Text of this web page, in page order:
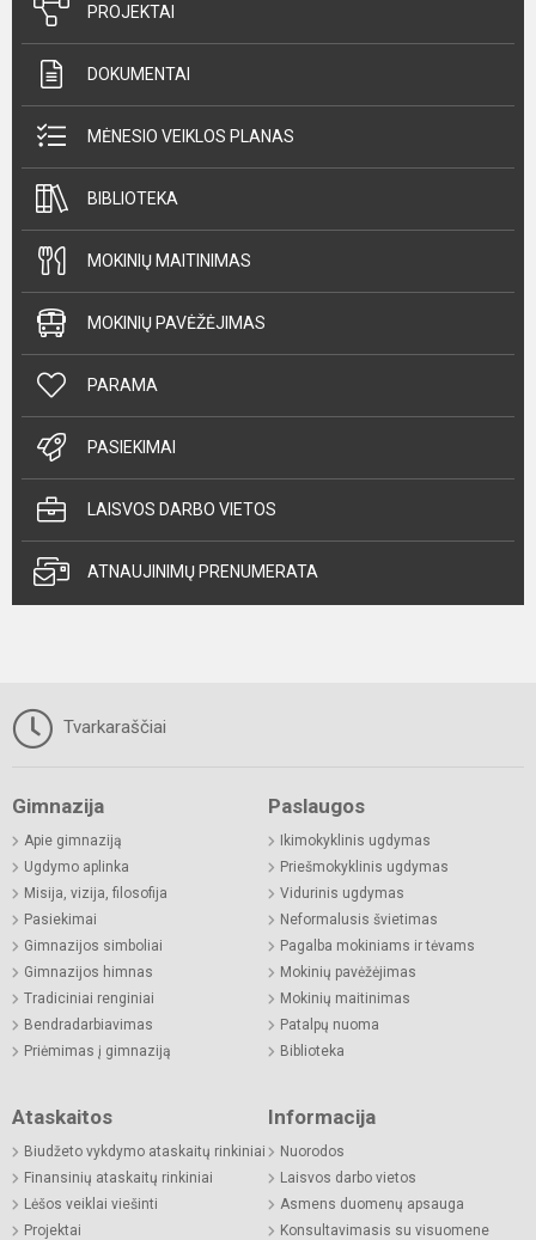
PROJEKTAI
DOKUMENTAI
MĖNESIO VEIKLOS PLANAS
BIBLIOTEKA
MOKINIŲ MAITINIMAS
MOKINIŲ PAVĖŽĖJIMAS
PARAMA
PASIEKIMAI
LAISVOS DARBO VIETOS
ATNAUJINIMŲ PRENUMERATA
Tvarkaraščiai
Gimnazija
Apie gimnaziją
Ugdymo aplinka
Misija, vizija, filosofija
Pasiekimai
Gimnazijos simboliai
Gimnazijos himnas
Tradiciniai renginiai
Bendradarbiavimas
Priėmimas į gimnaziją
Paslaugos
Ikimokyklinis ugdymas
Priešmokyklinis ugdymas
Vidurinis ugdymas
Neformalusis švietimas
Pagalba mokiniams ir tėvams
Mokinių pavėžėjimas
Mokinių maitinimas
Patalpų nuoma
Biblioteka
Ataskaitos
Biudžeto vykdymo ataskaitų rinkiniai
Finansinių ataskaitų rinkiniai
Lėšos veiklai viešinti
Projektai
Informacija
Nuorodos
Laisvos darbo vietos
Asmens duomenų apsauga
Konsultavimasis su visuomene